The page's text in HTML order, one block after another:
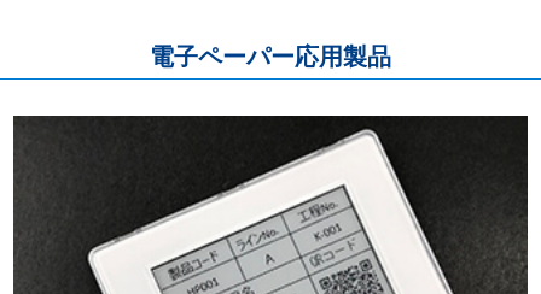
電子ペーパー応用製品